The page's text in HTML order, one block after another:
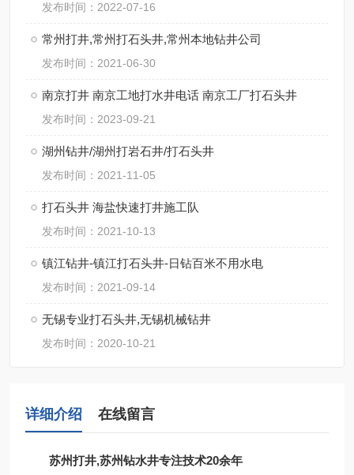
发布时间：2022-07-16
常州打井,常州打石头井,常州本地钻井公司
发布时间：2021-06-30
南京打井 南京工地打水井电话 南京工厂打石头井
发布时间：2023-09-21
湖州钻井/湖州打岩石井/打石头井
发布时间：2021-11-05
打石头井 海盐快速打井施工队
发布时间：2021-10-13
镇江钻井-镇江打石头井-日钻百米不用水电
发布时间：2021-09-14
无锡专业打石头井,无锡机械钻井
发布时间：2020-10-21
详细介绍 在线留言
苏州打井,苏州钻水井专注技术20余年